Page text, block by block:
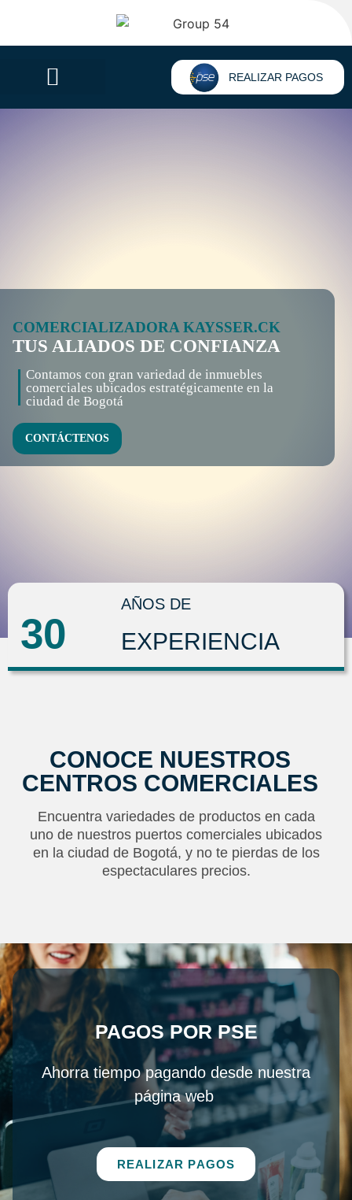
REALIZAR PAGOS
COMERCIALIZADORA KAYSSER.CK
TUS ALIADOS DE CONFIANZA
Contamos con gran variedad de inmuebles
comerciales ubicados estratégicamente en la
ciudad de Bogotá
CONTÁCTENOS
30
AÑOS DE
EXPERIENCIA
CONOCE NUESTROS
CENTROS COMERCIALES
Encuentra variedades de productos en cada
uno de nuestros puertos comerciales ubicados
en la ciudad de Bogotá, y no te pierdas de los
espectaculares precios.
PAGOS POR PSE
Ahorra tiempo pagando desde nuestra
página web
REALIZAR PAGOS